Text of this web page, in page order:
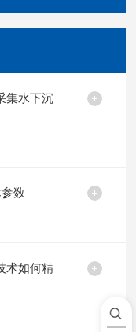
集水下沉
数
术如何精